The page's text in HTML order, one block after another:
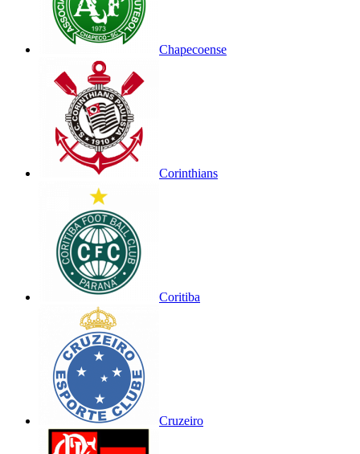
Chapecoense
Corinthians
Coritiba
Cruzeiro